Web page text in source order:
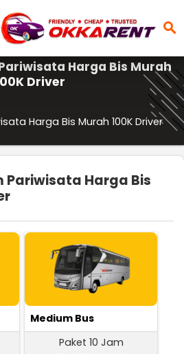
search
Harga Bis Murah
Driver
Harga Bis Murah 100K Driver
Pariwisata Harga Bis
Medium Bus
Paket 10 Jam